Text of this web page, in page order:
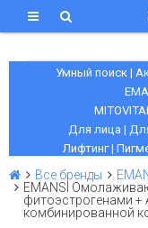
Умный поиск|
Для лица |
Лифтинг|
Все бренды
EMANSI
фитоэстрогенами +
комбинированной